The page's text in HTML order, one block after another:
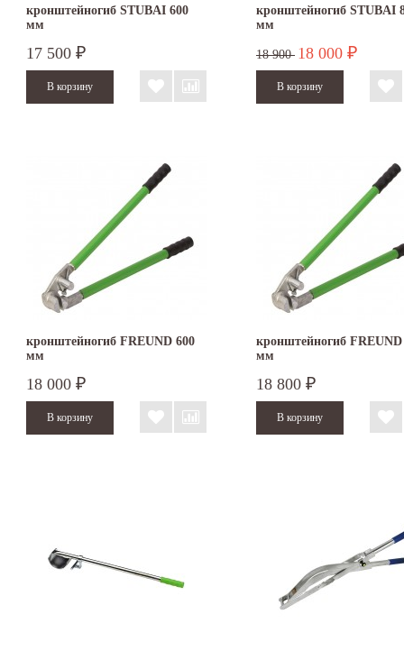
кронштейногиб STUBAI 600
мм
17 500 ₽
кронштейногиб STUBAI
мм
18 900 18 000 ₽
кронштейногиб FREUND 600
мм
18 000 ₽
кронштейногиб FREUND
мм
18 800 ₽